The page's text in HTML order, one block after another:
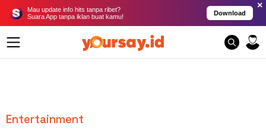
Mau update info hits tanpa ribet?
Suara App tanpa iklan buat kamu!
Download
×
Entertainment